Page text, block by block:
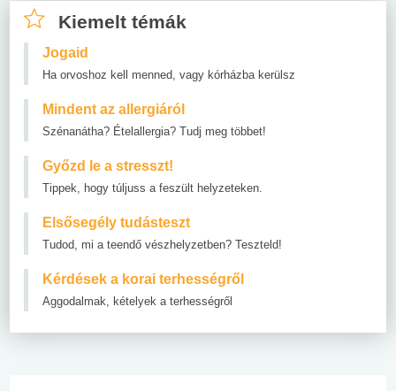
Kiemelt témák
Jogaid
Ha orvoshoz kell menned, vagy kórházba kerülsz
Mindent az allergiáról
Szénanátha? Ételallergia? Tudj meg többet!
Győzd le a stresszt!
Tippek, hogy túljuss a feszült helyzeteken.
Elsősegély tudásteszt
Tudod, mi a teendő vészhelyzetben? Teszteld!
Kérdések a korai terhességről
Aggodalmak, kételyek a terhességről